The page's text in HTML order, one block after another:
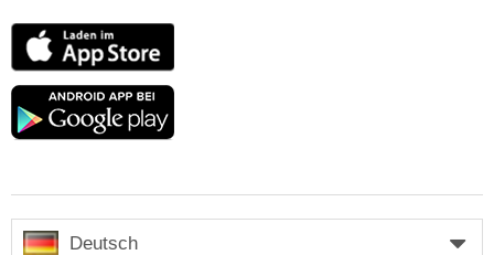
App
Store
Google
Deutsch